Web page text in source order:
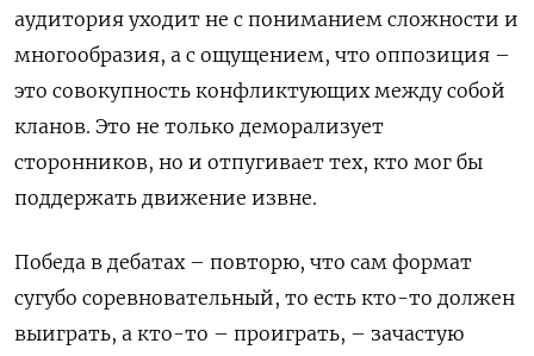
аудитория уходит не с пониманием сложности и
многообразия, а с ощущением, что оппозиция –
это совокупность конфликтующих между собой
кланов. Это не только деморализует
сторонников, но и отпугивает тех, кто мог бы
поддержать движение извне.
Победа в дебатах – повторю, что сам формат
сугубо соревновательный, то есть кто-то должен
выиграть, а кто-то – проиграть, – зачастую